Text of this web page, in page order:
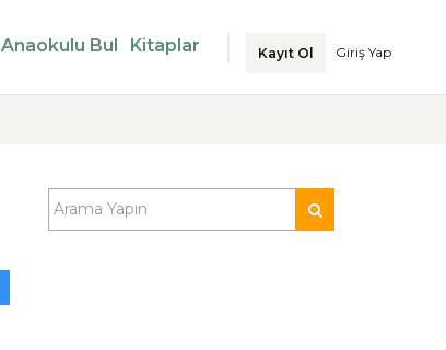
Anaokulu Bul Kitaplar Kayıt Ol Giriş Yap